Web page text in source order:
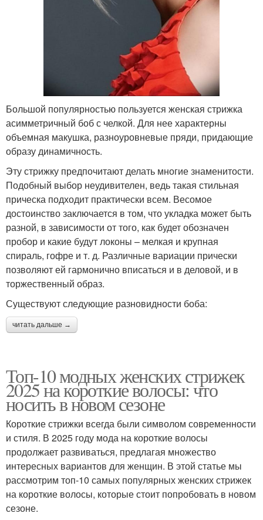
Большой популярностью пользуется женская стрижка
асимметричный боб с челкой. Для нее характерны
объемная макушка, разноуровневые пряди, придающие
образу динамичность.
Эту стрижку предпочитают делать многие знаменитости.
Подобный выбор неудивителен, ведь такая стильная
прическа подходит практически всем. Весомое
достоинство заключается в том, что укладка может быть
разной, в зависимости от того, как будет обозначен
пробор и какие будут локоны – мелкая и крупная
спираль, гофре и т. д. Различные вариации прически
позволяют ей гармонично вписаться и в деловой, и в
торжественный образ.
Существуют следующие разновидности боба:
читать дальше →
Топ-10 модных женских стрижек
2025 на короткие волосы: что
носить в новом сезоне
Короткие стрижки всегда были символом современности
и стиля. В 2025 году мода на короткие волосы
продолжает развиваться, предлагая множество
интересных вариантов для женщин. В этой статье мы
рассмотрим топ-10 самых популярных женских стрижек
на короткие волосы, которые стоит попробовать в новом
сезоне.